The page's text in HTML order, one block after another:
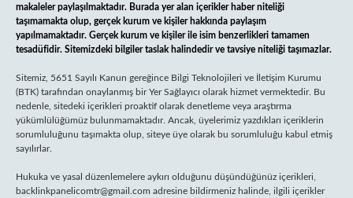
makaleler paylaşılmaktadır. Burada yer alan içerikler haber niteliği
taşımamakta olup, gerçek kurum ve kişiler hakkında paylaşım
yapılmamaktadır. Gerçek kurum ve kişiler ile isim benzerlikleri tamamen
tesadüfidir. Sitemizdeki bilgiler taslak halindedir ve tavsiye niteliği taşımazlar.
Sitemiz, 5651 Sayılı Kanun gereğince Bilgi Teknolojileri ve İletişim Kurumu
(BTK) tarafından onaylanmış bir Yer Sağlayıcı olarak hizmet vermektedir. Bu
nedenle, sitedeki içerikleri proaktif olarak denetleme veya araştırma
yükümlülüğümüz bulunmamaktadır. Ancak, üyelerimiz yazdıkları içeriklerin
sorumluluğunu taşımakta olup, siteye üye olarak bu sorumluluğu kabul etmiş
sayılırlar.
Hukuka ve yasal düzenlemelere aykırı olduğunu düşündüğünüz içerikleri,
backlinkpanelicomtr@gmail.com adresine bildirmeniz halinde, ilgili içerikler